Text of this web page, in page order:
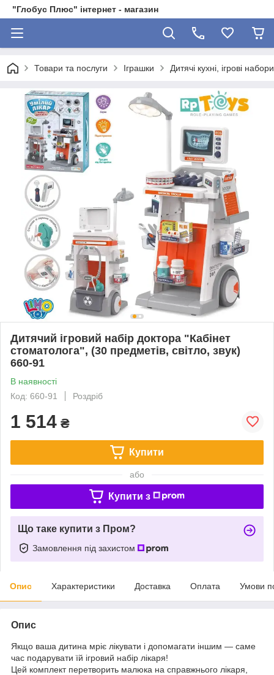
"Глобус Плюс" інтернет - магазин
Товари та послуги Іграшки Дитячі кухні, ігрові
Дитячий ігровий набір доктора "Кабінет
стоматолога", (30 предметів, світло, звук)
660-91
В наявності
Код: 660-91
Роздріб
1 514 ₴
Купити
або
Купити з
Що таке купити з Пром?
Замовлення під захистом
Опис Характеристики Доставка Оплата Умови
Опис
Якщо ваша дитина мріє лікувати і допомагати іншим — саме
час подарувати їй ігровий набір лікаря!
Цей комплект перетворить малюка на справжнього лікаря,